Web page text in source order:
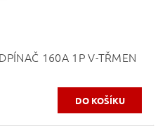
160A 1P V-TŘMEN